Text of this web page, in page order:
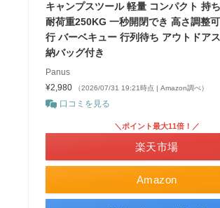
キャンプスツール 軽量 コンパクト 持
耐荷重250KG 一秒開閉でき 高さ調整
行 バーベキュー 行列待ち アウトドア
納バッグ付き
Panus
¥2,980
（2026/07/31 19:21時点 | Amazon調べ）
口コミを見る
Amazon
＼ポイント最大11倍！／
楽天市場